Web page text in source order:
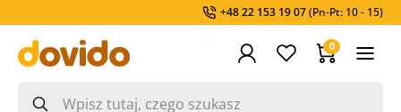
+48 22 153 19 07(Pn-Pt: 10 - 15)
0